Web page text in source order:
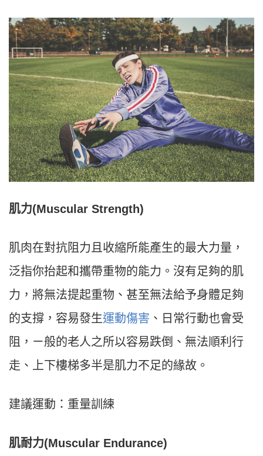
肌力(Muscular Strength)
肌肉在對抗阻力且收縮所能產生的最大力量，
泛指你抬起和攜帶重物的能力。沒有足夠的肌
力，將無法提起重物、甚至無法給予身體足夠
的支撐，容易發生運動傷害 、日常行動也會受
阻，ㄧ般的老人之所以容易跌倒、無法順利行
走、上下樓梯多半是肌力不足的緣故。
建議運動：重量訓練
肌耐力(Muscular Endurance)